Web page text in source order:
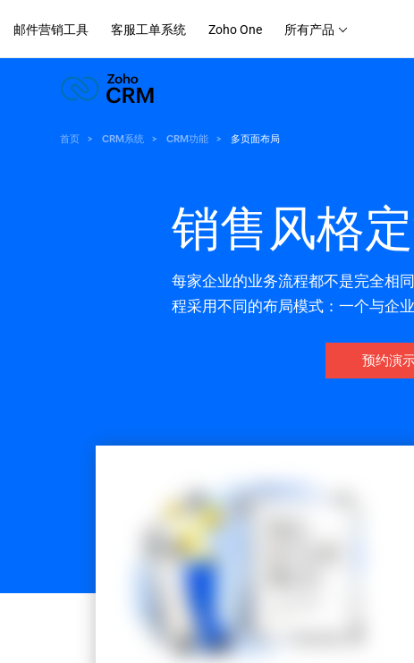
邮件营销工具 客服工单系统 Zoho One 所有产品
首页 CRM系统 CRM功能 多页面布局
销售风格
每家企业的业务流程都不是完全相
程采用不同的布局模式：一个与企
预约演